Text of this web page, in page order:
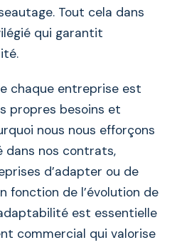
Tout cela dans
qui garantit
chaque entreprise est
propres besoins et
nous nous efforçons
dans nos contrats,
d’adapter ou de
fonction de l’évolution de
est essentielle
commercial qui valorise